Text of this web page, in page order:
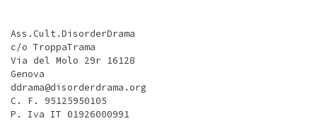
Ass.Cult.DisorderDrama
c/o TroppaTrama
Via del Molo 29r 16128
Genova
ddrama@disorderdrama.org
C. F. 95125950105
P. Iva IT 01926000991